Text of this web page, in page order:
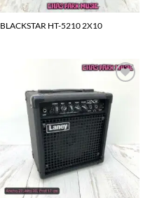
BLACKSTAR HT-5210 2X10
Agregar
lista de
deseos